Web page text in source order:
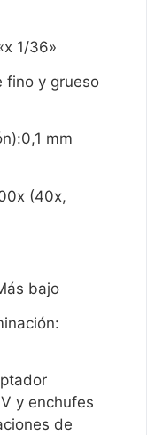
1/36»
fino y grueso
mm
(40x,
bajo
y enchufes
de